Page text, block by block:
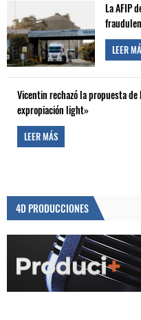
La AFIP
LEER
Vicentin rechazó la propuesta de
expropiación light»
LEER MÁS
4D PRODUCCIONES